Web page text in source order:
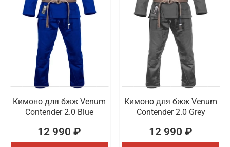
Кимоно для бжж Venum
Contender 2.0 Blue
12 990 ₽
Кимоно для бжж Venum
Contender 2.0 Grey
12 990 ₽